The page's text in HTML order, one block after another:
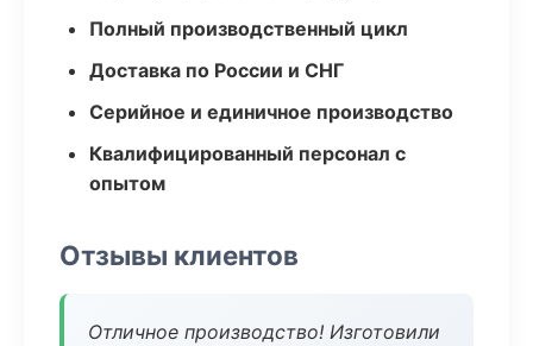
Полный производственный цикл
Доставка по России и СНГ
Серийное и единичное производство
Квалифицированный персонал с
опытом
Отзывы клиентов
Отличное производство! Изготовили